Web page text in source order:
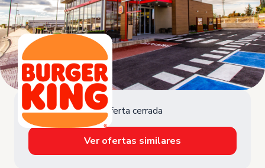
Oferta cerrada
Ver ofertas similares